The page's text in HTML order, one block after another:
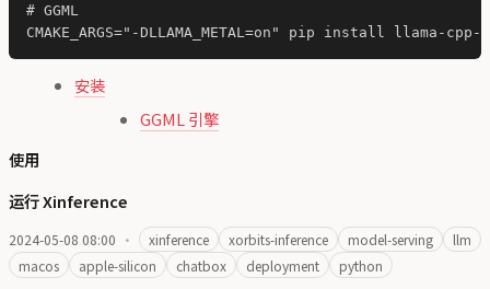
# GGML
安装
GGML 引擎
使用
运行 Xinference
2024-05-08 08:00 · xinference xorbits-inference model-serving
llm
macos
apple-silicon chatbox deployment python